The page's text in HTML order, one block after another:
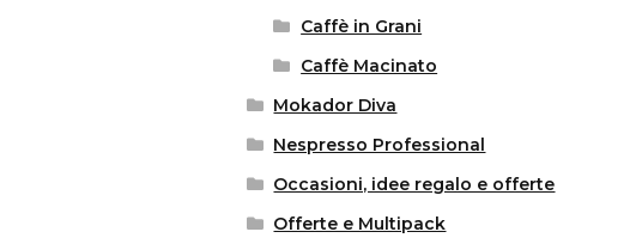
Caffè in Grani
Caffè Macinato
Mokador Diva
Nespresso Professional
Occasioni, idee regalo e offerte
Offerte e Multipack